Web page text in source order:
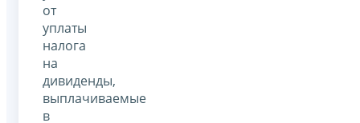
от
уплаты
налога
на
дивиденды,
выплачиваемые
в